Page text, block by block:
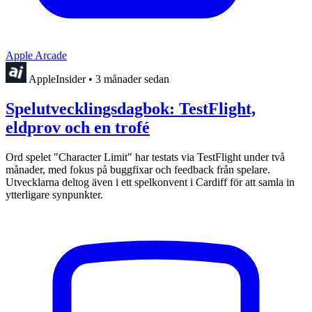
Apple Arcade
AppleInsider • 3 månader sedan
Spelutvecklingsdagbok: TestFlight,
eldprov och en trofé
Ord spelet "Character Limit" har testats via TestFlight under två
månader, med fokus på buggfixar och feedback från spelare.
Utvecklarna deltog även i ett spelkonvent i Cardiff för att samla in
ytterligare synpunkter.